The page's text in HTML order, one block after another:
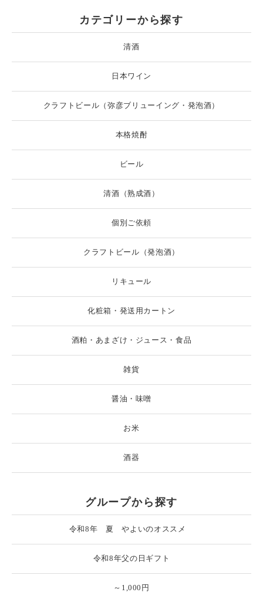
カテゴリーから探す
清酒
日本ワイン
クラフトビール（弥彦ブリューイング・発泡酒）
本格焼酎
ビール
清酒（熟成酒）
個別ご依頼
クラフトビール（発泡酒）
リキュール
化粧箱・発送用カートン
酒粕・あまざけ・ジュース・食品
雑貨
醤油・味噌
お米
酒器
グループから探す
令和8年 夏 やよいのオススメ
令和8年父の日ギフト
～1,000円